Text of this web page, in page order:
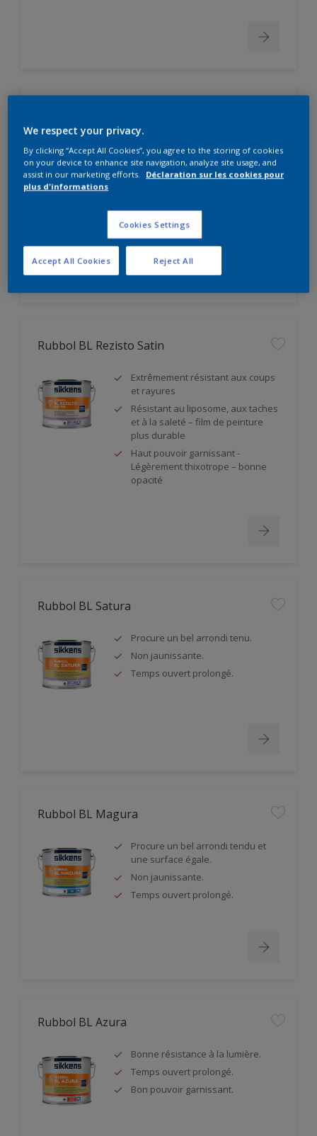
support minéral et organique
Peinture minérale, conforme à la
d'eau - classe V1
Rubbol BL Rezisto Satin
Extrêmement résistant aux coups
et rayures
Résistant au liposome, aux taches
et à la saleté – film de peinture
plus durable
Haut pouvoir garnissant -
Légèrement thixotrope – bonne
opacité
Rubbol BL Satura
Procure un bel arrondi tenu.
Non jaunissante.
Temps ouvert prolongé.
Rubbol BL Magura
Procure un bel arrondi tendu et
une surface égale.
Non jaunissante.
Temps ouvert prolongé.
Rubbol BL Azura
Bonne résistance à la lumière.
Temps ouvert prolongé.
Bon pouvoir garnissant.
We respect your privacy.
By clicking “Accept All Cookies”, you agree to the storing of cookies
on your device to enhance site navigation, analyze site usage, and
assist in our marketing efforts.
Déclaration sur les cookies pour
plus d'informations
Cookies Settings
Reject All
Accept All Cookies